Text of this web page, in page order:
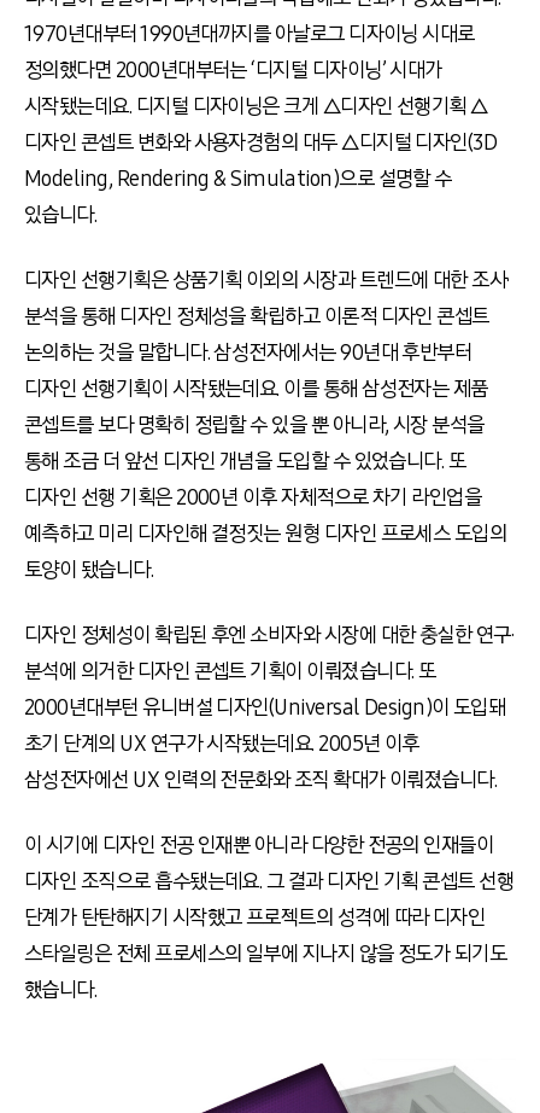
1970년대부터 1990년대까지를 아날로그 디자이닝 시대로
정의했다면 2000년대부터는 ‘디지털 디자이닝’ 시대가
시작됐는데요. 디지털 디자이닝은 크게 △디자인 선행기획 △
디자인 콘셉트 변화와 사용자경험의 대두 △디지털 디자인(3D
Modeling, Rendering & Simulation)으로 설명할 수
있습니다.
디자인 선행기획은 상품기획 이외의 시장과 트렌드에 대한 조사·
분석을 통해 디자인 정체성을 확립하고 이론적 디자인 콘셉트
논의하는 것을 말합니다. 삼성전자에서는 90년대 후반부터
디자인 선행기획이 시작됐는데요. 이를 통해 삼성전자는 제품
콘셉트를 보다 명확히 정립할 수 있을 뿐 아니라, 시장 분석을
통해 조금 더 앞선 디자인 개념을 도입할 수 있었습니다. 또
디자인 선행 기획은 2000년 이후 자체적으로 차기 라인업을
예측하고 미리 디자인해 결정짓는 원형 디자인 프로세스 도입의
토양이 됐습니다.
디자인 정체성이 확립된 후엔 소비자와 시장에 대한 충실한 연구·
분석에 의거한 디자인 콘셉트 기획이 이뤄졌습니다. 또
2000년대부턴 유니버설 디자인(Universal Design)이 도입돼
초기 단계의 UX 연구가 시작됐는데요. 2005년 이후
삼성전자에선 UX 인력의 전문화와 조직 확대가 이뤄졌습니다.
이 시기에 디자인 전공 인재뿐 아니라 다양한 전공의 인재들이
디자인 조직으로 흡수됐는데요. 그 결과 디자인 기획 콘셉트 선행
단계가 탄탄해지기 시작했고 프로젝트의 성격에 따라 디자인
스타일링은 전체 프로세스의 일부에 지나지 않을 정도가 되기도
했습니다.